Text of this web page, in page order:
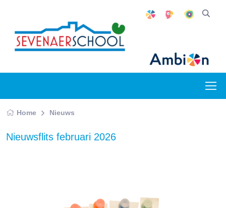
Home Nieuws
Nieuwsflits februari 2026